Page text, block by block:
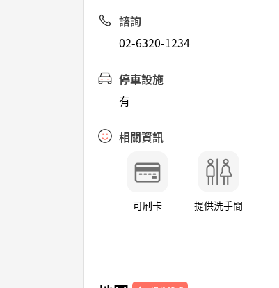
諮詢
02-6320-1234
停車設施
有
相關資訊
可刷卡 提供洗手間